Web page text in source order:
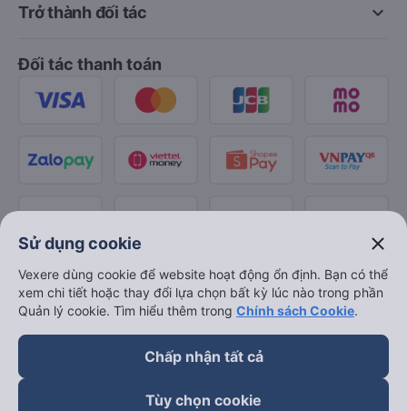
keyboard_arrow_down
Trở thành đối tác
Đối tác thanh toán
Sử dụng cookie close
Vexere dùng cookie để website hoạt động ổn định. Bạn có thể
xem chi tiết hoặc thay đổi lựa chọn bất kỳ lúc nào trong phần
Quản lý cookie. Tìm hiểu thêm trong Chính sách Cookie.
Chấp nhận tất cả
Tùy chọn cookie